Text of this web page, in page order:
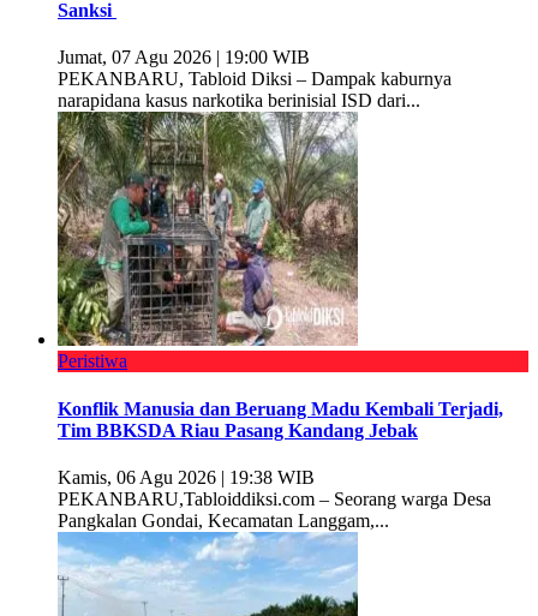
Sanksi
Jumat, 07 Agu 2026 | 19:00 WIB
PEKANBARU, Tabloid Diksi – Dampak kaburnya
narapidana kasus narkotika berinisial ISD dari...
Peristiwa
Konflik Manusia dan Beruang Madu Kembali Terjadi,
Tim BBKSDA Riau Pasang Kandang Jebak
Kamis, 06 Agu 2026 | 19:38 WIB
PEKANBARU,Tabloiddiksi.com – Seorang warga Desa
Pangkalan Gondai, Kecamatan Langgam,...